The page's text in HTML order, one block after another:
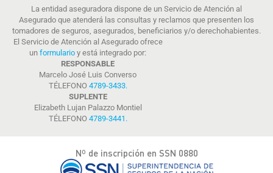
La entidad aseguradora dispone de un Servicio de Atención al
Asegurado que atenderá las consultas y reclamos que presenten los
tomadores de seguros, asegurados, beneficiarios y/o derechohabientes.
El Servicio de Atención al Asegurado ofrece
un formulario y está integrado por:
RESPONSABLE
Marcelo José Luis Converso
TÉLEFONO 4789-3433.
SUPLENTE
Elizabeth Lujan Palazzo Montiel
TÉLEFONO 4789-3441 .
Nº de inscripción en SSN 0880